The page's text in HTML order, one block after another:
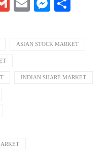
GmailEmail
ASIAN STOCK MARKET
INDIAN SHARE MARKET